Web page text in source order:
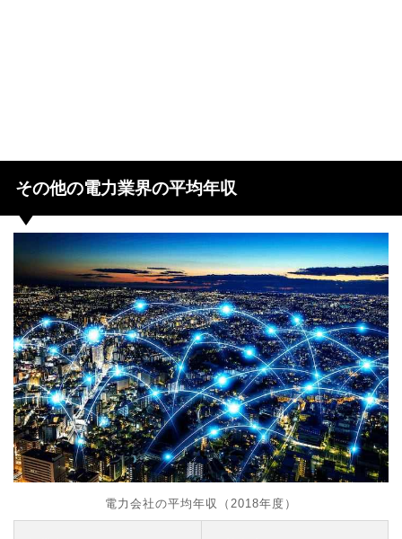
その他の電力業界の平均年収
電力会社の平均年収（2018年度）